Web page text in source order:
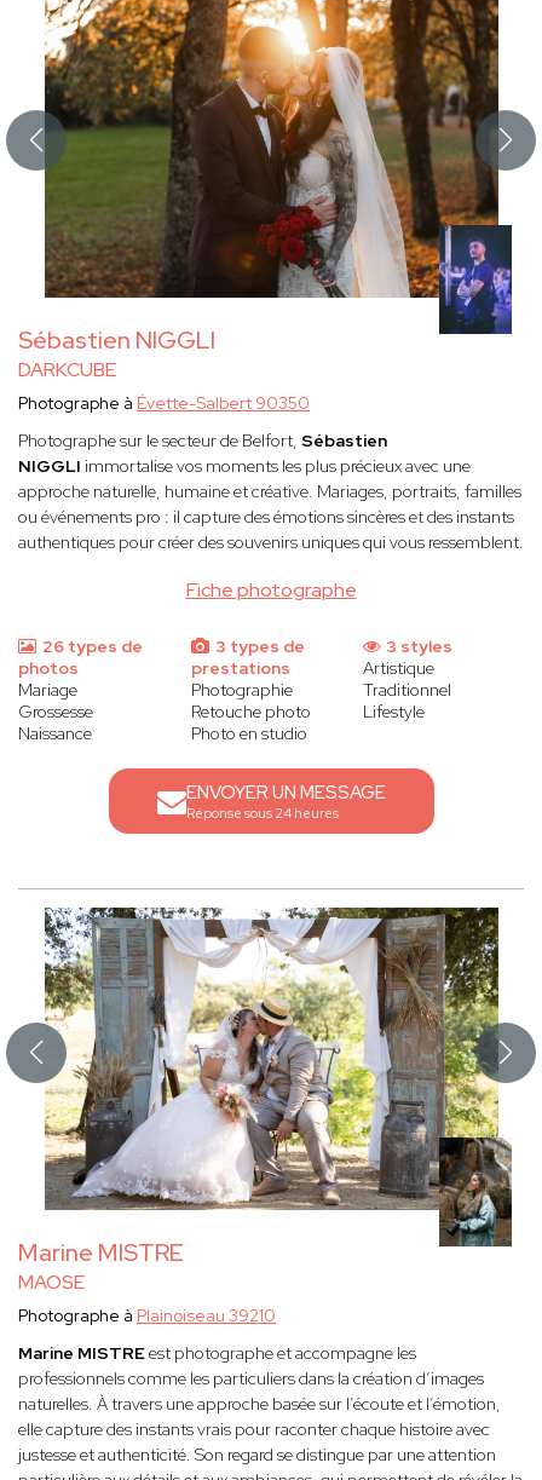
Sébastien NIGGLI
DARKCUBE
Fiche photographe
Photographe à Évette-Salbert 90350
Photographe sur le secteur de Belfort, Sébastien
NIGGLI immortalise vos moments les plus précieux avec une
approche naturelle, humaine et créative. Mariages, portraits, familles
ou événements pro : il capture des émotions sincères et des instants
authentiques pour créer des souvenirs uniques qui vous ressemblent.
26 types de
photos
Mariage
Grossesse
Naissance
3 types de
prestations
Photographie
Retouche photo
Photo en studio
3 styles
Artistique
Traditionnel
Lifestyle
ENVOYER UN MESSAGE
Réponse sous 24 heures
Marine MISTRE
MAOSE
Photographe à Plainoiseau 39210
Marine MISTREest photographe et accompagne les
professionnels comme les particuliers dans la création d’images
naturelles. À travers une approche basée sur l’écoute et l’émotion,
elle capture des instants vrais pour raconter chaque histoire avec
justesse et authenticité. Son regard se distingue par une attention